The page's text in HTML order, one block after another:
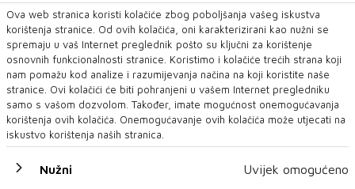
Ova web stranica koristi kolačiće zbog poboljšanja vašeg iskustva
korištenja stranice. Od ovih kolačića, oni karakterizirani kao nužni se
spremaju u vaš Internet preglednik pošto su ključni za korištenje
osnovnih funkcionalnosti stranice. Koristimo i kolačiće trećih strana koji
nam pomažu kod analize i razumijevanja načina na koji koristite naše
stranice. Ovi kolačići će biti pohranjeni u vašem Internet pregledniku
samo s vašom dozvolom. Također, imate mogućnost onemogućavanja
korištenja ovih kolačića. Onemogućavanje ovih kolačića može utjecati na
iskustvo korištenja naših stranica.
Nužni Uvijek omogućeno